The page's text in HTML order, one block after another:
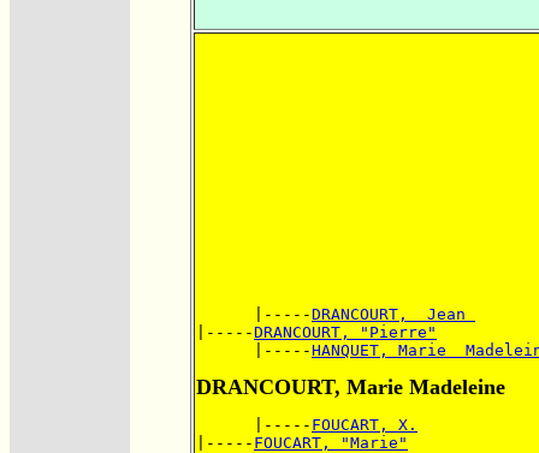
      |-----
DRANCOURT,  Jean
|-----DRANCOURT, "Pierre"
      |-----
HANQUET, Marie
DRANCOURT, Marie Madeleine
      |-----
FOUCART, X.
|----- FOUCART, "Marie"